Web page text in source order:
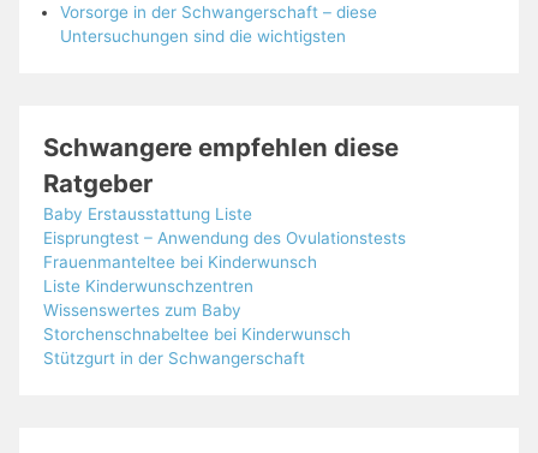
Vorsorge in der Schwangerschaft – diese
Untersuchungen sind die wichtigsten
Schwangere empfehlen diese
Ratgeber
Baby Erstausstattung Liste
Eisprungtest – Anwendung des Ovulationstests
Frauenmanteltee bei Kinderwunsch
Liste Kinderwunschzentren
Wissenswertes zum Baby
Storchenschnabeltee bei Kinderwunsch
Stützgurt in der Schwangerschaft